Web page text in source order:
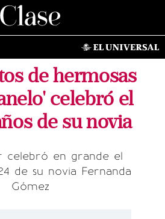
de hermosas
celebró el
de su novia
celebró en grande el
de su novia Fernanda
Gómez